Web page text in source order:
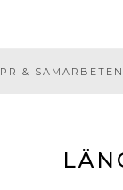
PR & SAMARBETEN